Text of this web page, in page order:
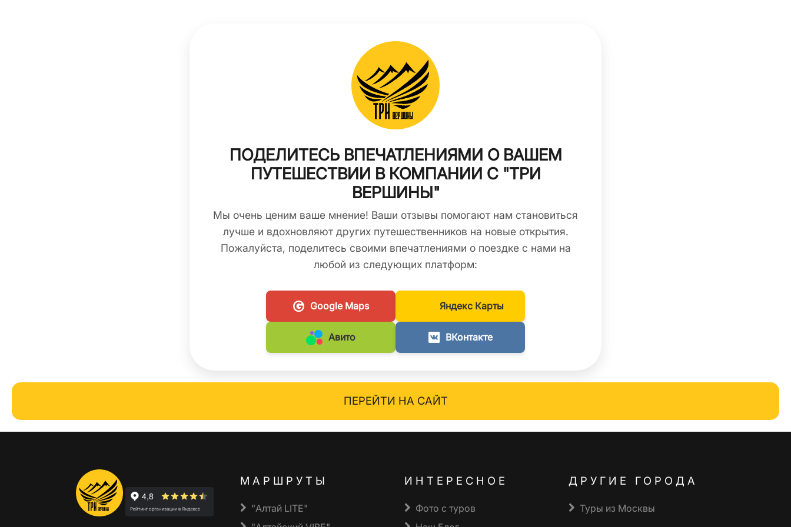
ПОДЕЛИТЕСЬ ВПЕЧАТЛЕНИЯМИ О ВАШЕМ
ПУТЕШЕСТВИИ В КОМПАНИИ С "ТРИ
ВЕРШИНЫ"
Мы очень ценим ваше мнение! Ваши отзывы помогают нам становиться
лучше и вдохновляют других путешественников на новые открытия.
Пожалуйста, поделитесь своими впечатлениями о поездке с нами на
любой из следующих платформ:
Google Maps Яндекс Карты
Авито ВКонтакте
ПЕРЕЙТИ НА САЙТ
МАРШРУТЫ
"Алтай LITE"
ИНТЕРЕСНОЕ
Фото с туров
ДРУГИЕ ГОРОДА
Туры из Москвы